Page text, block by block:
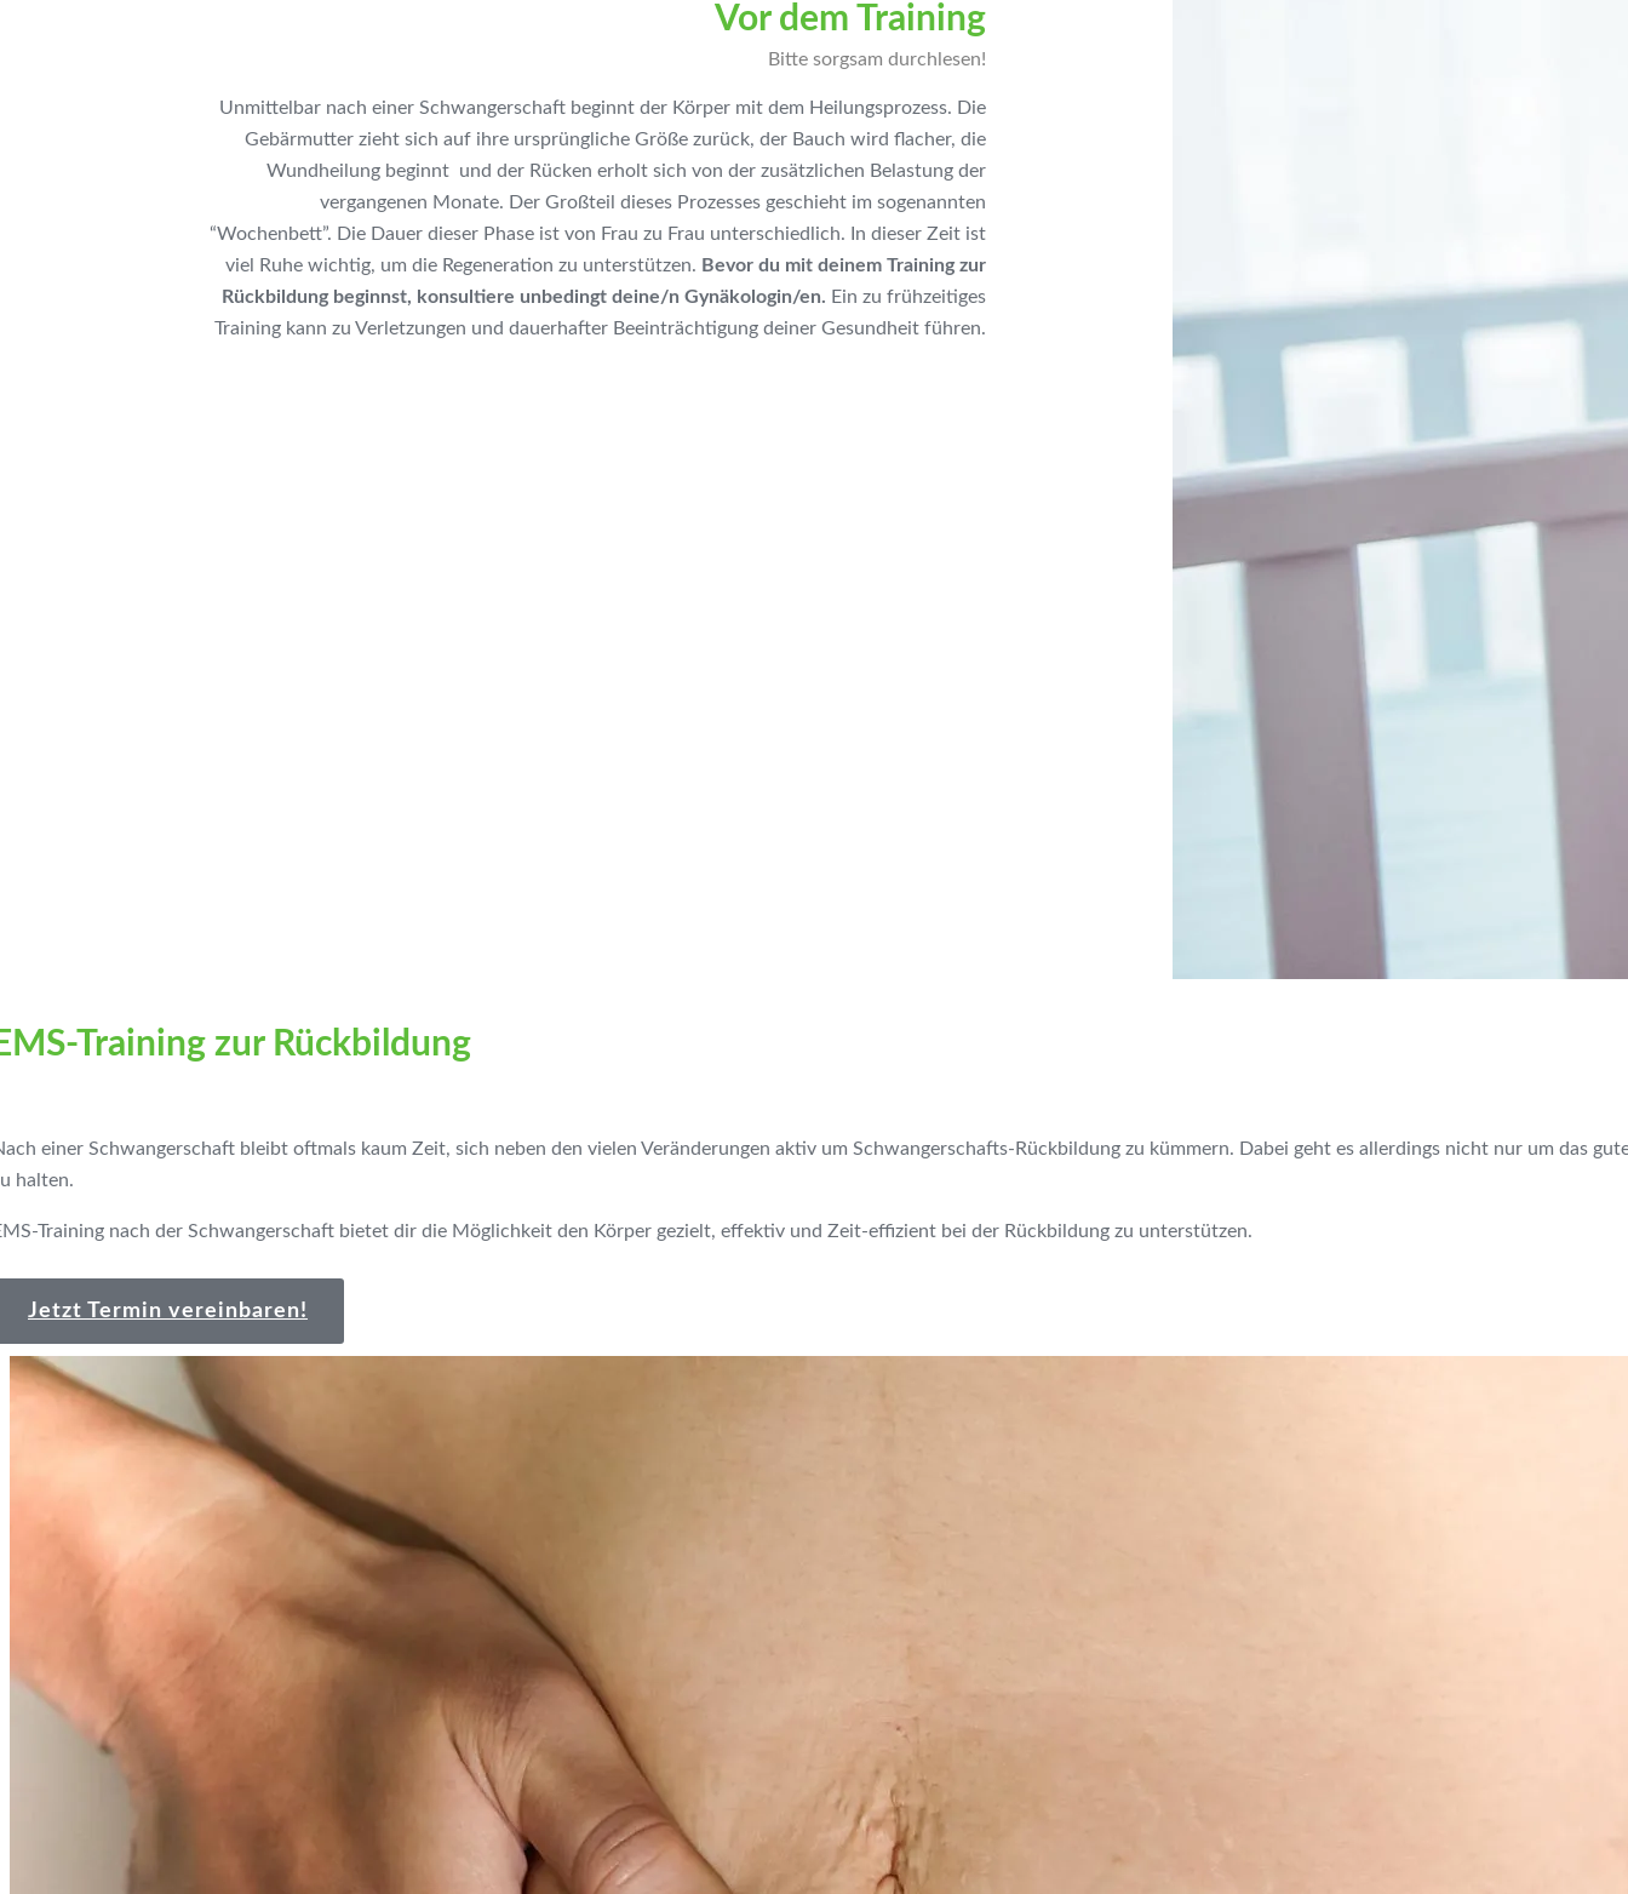
Vor dem Training
Bitte sorgsam durchlesen!
Unmittelbar nach einer Schwangerschaft beginnt der Körper mit dem Heilungsprozess. Die
Gebärmutter zieht sich auf ihre ursprüngliche Größe zurück, der Bauch wird flacher, die
Wundheilung beginnt und der Rücken erholt sich von der zusätzlichen Belastung der
vergangenen Monate. Der Großteil dieses Prozesses geschieht im sogenannten
“Wochenbett”. Die Dauer dieser Phase ist von Frau zu Frau unterschiedlich. In dieser Zeit ist
viel Ruhe wichtig, um die Regeneration zu unterstützen. Bevor du mit deinem Training zur
Rückbildung beginnst, konsultiere unbedingt deine/n Gynäkologin/en. Ein zu frühzeitiges
Training kann zu Verletzungen und dauerhafter Beeinträchtigung deiner Gesundheit führen.
Training zur Rückbildung
einer Schwangerschaft bleibt oftmals kaum Zeit, sich neben den vielen Veränderungen aktiv um Schwangerschafts-Rückbildung zu kümmern. Dabei geht es allerdings nicht nur um das
halten.
Training nach der Schwangerschaft bietet dir die Möglichkeit den Körper gezielt, effektiv und Zeit-effizient bei der Rückbildung zu unterstützen.
Jetzt Termin vereinbaren!